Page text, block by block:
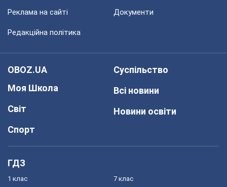
Реклама на сайті Документи
Редакційна політика
OBOZ.UA
Моя Школа
Світ
Спорт
Суспільство
Всі новини
Новини освіти
ГДЗ
1 клас 7 клас